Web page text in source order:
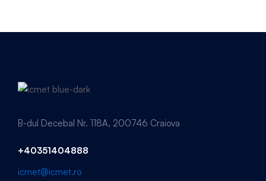
B-dul Decebal Nr. 118A, 200746 Craiova
+40351404888
icmet@icmet.ro